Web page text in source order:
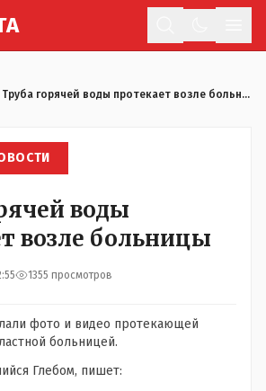
Труба горячей воды протекает возле больницы
воды
возле больницы
1355 просмотров
фото и видео протекающей
больницей.
Глебом, пишет: